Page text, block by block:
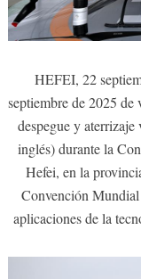
HEFEI, 22
septiembre de 2025 de
despegue y
inglés) durante la
Hefei, en la
Convención Mundial
aplicaciones de la